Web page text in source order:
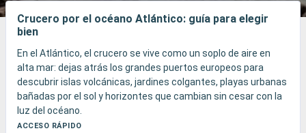
Crucero por el océano Atlántico: guía para elegir
bien
En el Atlántico, el crucero se vive como un soplo de aire en
alta mar: dejas atrás los grandes puertos europeos para
descubrir islas volcánicas, jardines colgantes, playas urbanas
bañadas por el sol y horizontes que cambian sin cesar con la
luz del océano.
Entre Madeira, las Islas Canarias y las Azores, el viaje alterna
ACCESO RÁPIDO